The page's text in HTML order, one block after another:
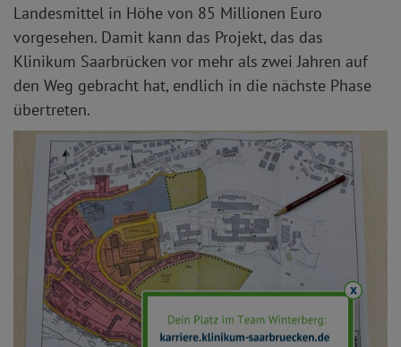
Landesmittel in Höhe von 85 Millionen Euro
vorgesehen. Damit kann das Projekt, das das
Klinikum Saarbrücken vor mehr als zwei Jahren auf
den Weg gebracht hat, endlich in die nächste Phase
übertreten.
x